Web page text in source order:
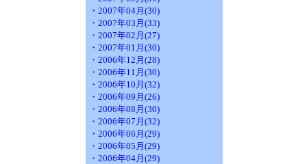
・2007年04月(30)
・2007年03月(33)
・2007年02月(27)
・2007年01月(30)
・2006年12月(28)
・2006年11月(30)
・2006年10月(32)
・2006年09月(26)
・2006年08月(30)
・2006年07月(32)
・2006年06月(29)
・2006年05月(29)
・2006年04月(29)